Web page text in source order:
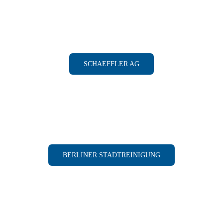
SCHAEFFLER AG
BERLINER STADTREINIGUNG